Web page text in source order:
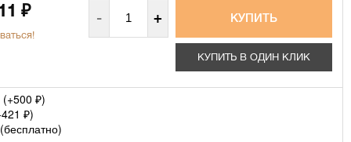
₽ - +
КУПИТЬ В ОДИН КЛИК
(+500 ₽)
421 ₽)
бесплатно)